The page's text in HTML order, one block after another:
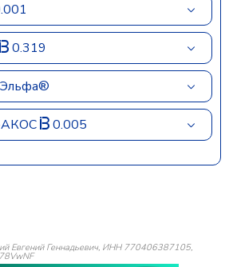
0.319
АКОС 0.005
Евгений Геннадьевич, ИНН 770406387105,